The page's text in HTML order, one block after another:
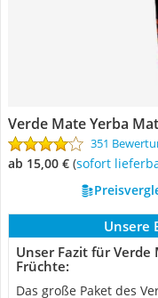
Verde Mate Yerba
351
ab 15,00 € ( Sofort
Unsere
Unser Fazit für Verde
Früchte:
Das große Paket des